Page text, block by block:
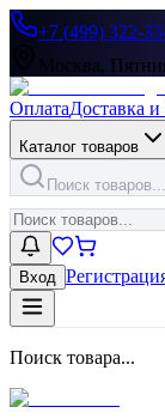
+7 (499) 322-
Москва,
ОплатаДоставка
Каталог товаров
Поиск товаров...
Вход
Поиск товара...